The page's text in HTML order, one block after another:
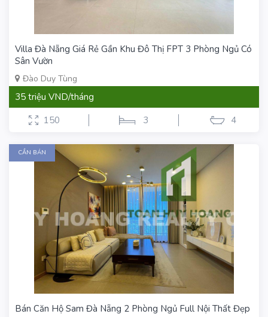
Villa Đà Nẵng Giá Rẻ Gần Khu Đô Thị FPT 3 Phòng Ngủ Có
Sân Vườn
Đào Duy Tùng
35 triệu VND/tháng
150
3 4
CẦN BÁN
Bán Căn Hộ Sam Đà Nẵng 2 Phòng Ngủ Full Nội Thất Đẹp